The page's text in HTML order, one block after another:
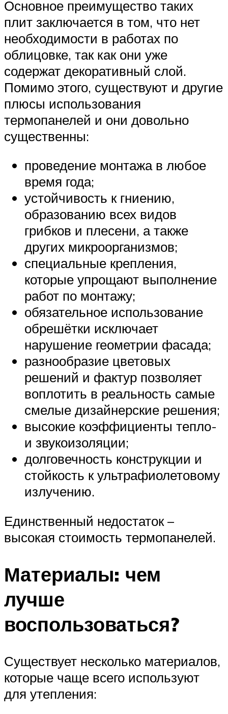
Основное преимущество таких
плит заключается в том, что нет
необходимости в работах по
облицовке, так как они уже
содержат декоративный слой.
Помимо этого, существуют и другие
плюсы использования
термопанелей и они довольно
существенны:
проведение монтажа в любое
время года;
устойчивость к гниению,
образованию всех видов
грибков и плесени, а также
других микроорганизмов;
специальные крепления,
которые упрощают выполнение
работ по монтажу;
обязательное использование
обрешётки исключает
нарушение геометрии фасада;
разнообразие цветовых
решений и фактур позволяет
воплотить в реальность самые
смелые дизайнерские решения;
высокие коэффициенты тепло-
и звукоизоляции;
долговечность конструкции и
стойкость к ультрафиолетовому
излучению.
Единственный недостаток –
высокая стоимость термопанелей.
Материалы: чем
лучше
воспользоваться?
Существует несколько материалов,
которые чаще всего используют
для утепления: